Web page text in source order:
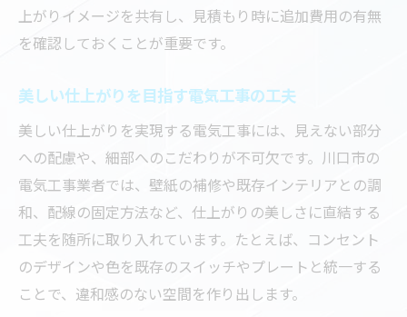
上がりイメージを共有し、見積もり時に追加費用の有無
を確認しておくことが重要です。
美しい仕上がりを目指す電気工事の工夫
美しい仕上がりを実現する電気工事には、見えない部分
への配慮や、細部へのこだわりが不可欠です。川口市の
電気工事業者では、壁紙の補修や既存インテリアとの調
和、配線の固定方法など、仕上がりの美しさに直結する
工夫を随所に取り入れています。たとえば、コンセント
のデザインや色を既存のスイッチやプレートと統一する
ことで、違和感のない空間を作り出します。